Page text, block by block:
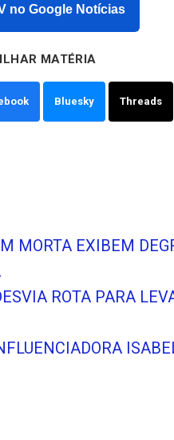
no Google Notícias
MATÉRIA
Bluesky Threads
MORTA EXIBEM
ROTA PARA